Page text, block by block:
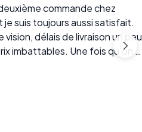
commande chez
suis toujours aussi satisfait.
vision, délais de livraison un peu
imbattables. Une fois qu’on a